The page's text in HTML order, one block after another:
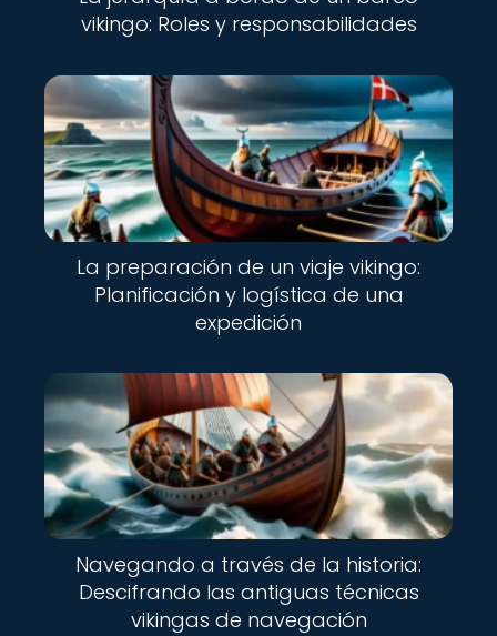
vikingo: Roles y responsabilidades
La preparación de un viaje vikingo:
Planificación y logística de una
expedición
Navegando a través de la historia:
Descifrando las antiguas técnicas
vikingas de navegación